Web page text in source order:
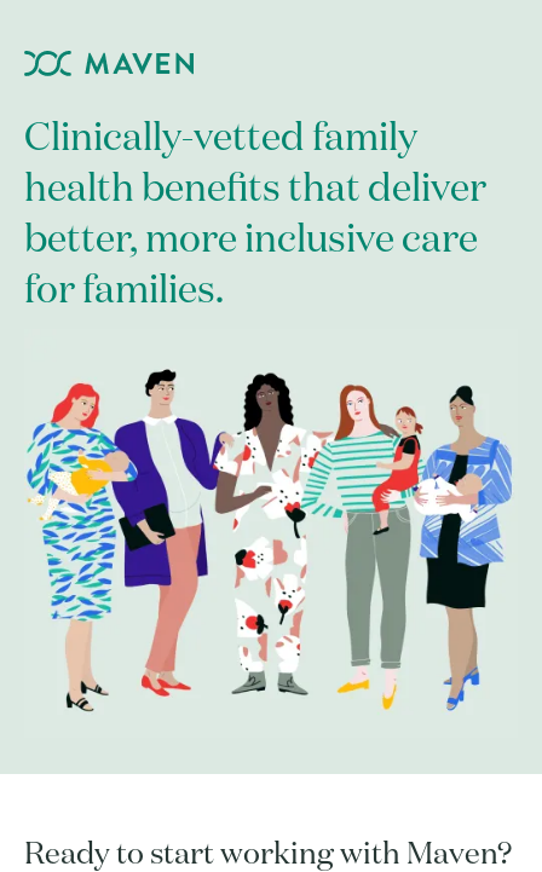
Clinically-vetted family
health benefits that deliver
better, more inclusive care
for families.
Ready to start working with Maven?